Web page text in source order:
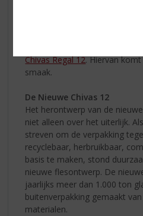
Chivas Regal 12. Hiervan
smaak.
De Nieuwe Chivas 12
Het herontwerp van de nieuwe
niet alleen over het uiterlijk.
streven om de verpakking
recyclebaar, herbruikbaar,
basis te maken, stond
nieuwe flesontwerp. De
jaarlijks meer dan 1.000 ton
buitenverpakking gemaakt
materialen.